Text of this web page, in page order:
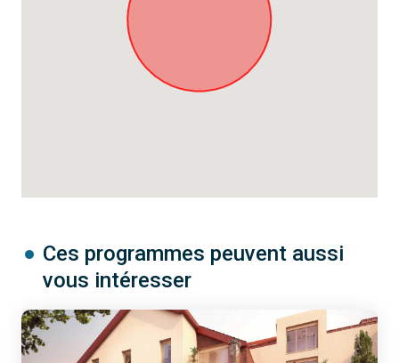
Ces programmes peuvent aussi
vous intéresser